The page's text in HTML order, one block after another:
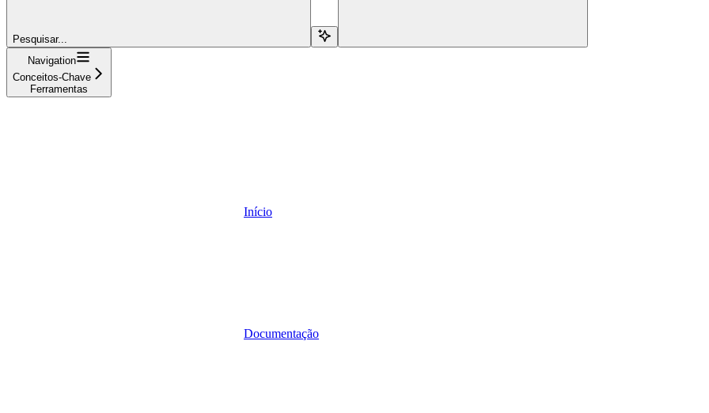
Pesquisar...
Navigation
Conceitos-Chave
Ferramentas
Início
Documentação